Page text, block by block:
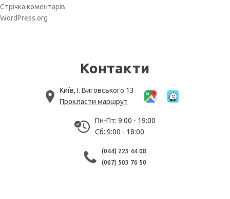
Стрічка коментарів
WordPress.org
Контакти
Київ, І. Виговського 13
Прокласти маршрут
Пн-Пт: 9:00 - 19:00
Сб: 9:00 - 18:00
(044) 223 44 08
(067) 503 76 50